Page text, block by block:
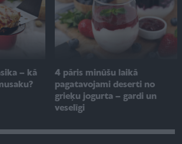
– kā
4 pāris minūšu laikā
pagatavojami deserti no
grieķu jogurta – gardi un
veselīgi